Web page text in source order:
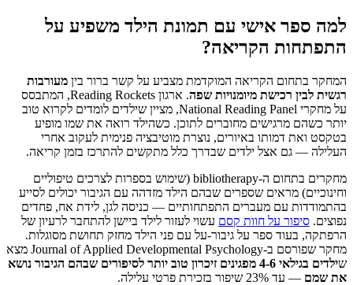
למה ספר אישי עם תמונת הילד משפיע על
התפתחות הקריאה?
המחקר בתחום הקריאה המוקדמת מצביע על קשר ברור בין מעורבות
רגשית לבין רכישת מיומנויות שפה
. ארגון Reading Rockets, המתבסס
על מחקרי National Reading Panel, מציין שילדים לומדים לקרוא טוב
יותר כשהם מרגישים מחוברים לתוכן. כשהילד רואה את שמו מופיע
בטקסט ואת דמותו באיורים, נוצרת מוטיבציה פנימית לעקוב אחרי
העלילה — גם אצל ילדים שבדרך כלל מתקשים להתרכז בזמן קריאה.
מחקרים בתחום ה-bibliotherapy (שימוש בספרות לצרכים טיפוליים
וחינוכיים) מראים שספרים שבהם הילד מזדהה עם הגיבור יכולים לסייע
בהתמודדות עם מעברים התפתחותיים — כניסה לגן, לידת אח, פחדים
נפוצים. סיפור על חוות קסם עשוי לעזור לילד ביישן להתחבר לרעיון של
הרפתקה, בעוד ספר על גיבור-על עם פני הילד מחזק תחושת מסוגלות.
מחקר שפורסם ב-Journal of Applied Developmental Psychology מצא
ש
ילדים בגילאי 4-6 מפגינים זיכרון טוב יותר לסיפורים שבהם הגיבור נושא
את שמם — עד 23% שיפור בזכירת פרטי עלילה.